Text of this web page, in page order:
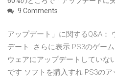
9 Comments
アップデート」に関するQ&A：
デート. さらに表示 PS3のゲー
ウェアにアップデートしていな
です ソフトを購入すれ PS3の